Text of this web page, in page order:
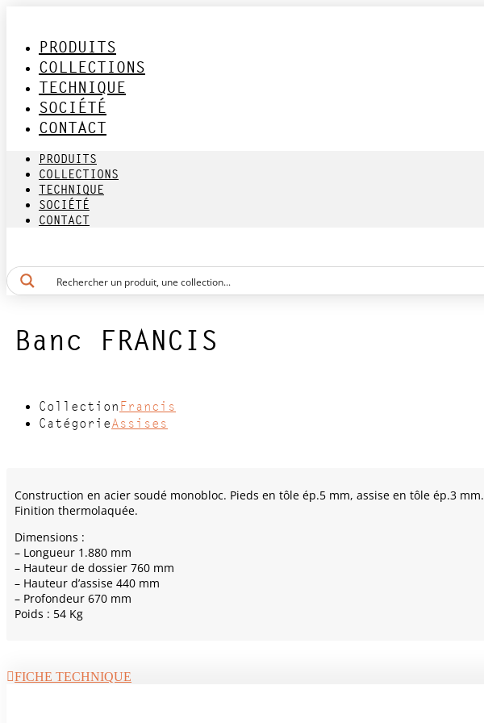
contenuPRODUITS
COLLECTIONS
TECHNIQUE
SOCIÉTÉ
CONTACT
PRODUITS
COLLECTIONS
TECHNIQUE
SOCIÉTÉ
CONTACT
Banc FRANCIS
CollectionFrancis
CatégorieAssises
Construction en acier soudé monobloc. Pieds en tôle ép.5 mm, assise en tôle ép.3 mm.
Finition thermolaquée.
Dimensions :
– Longueur 1.880 mm
– Hauteur de dossier 760 mm
– Hauteur d’assise 440 mm
– Profondeur 670 mm
Poids : 54 Kg
FICHE TECHNIQUE